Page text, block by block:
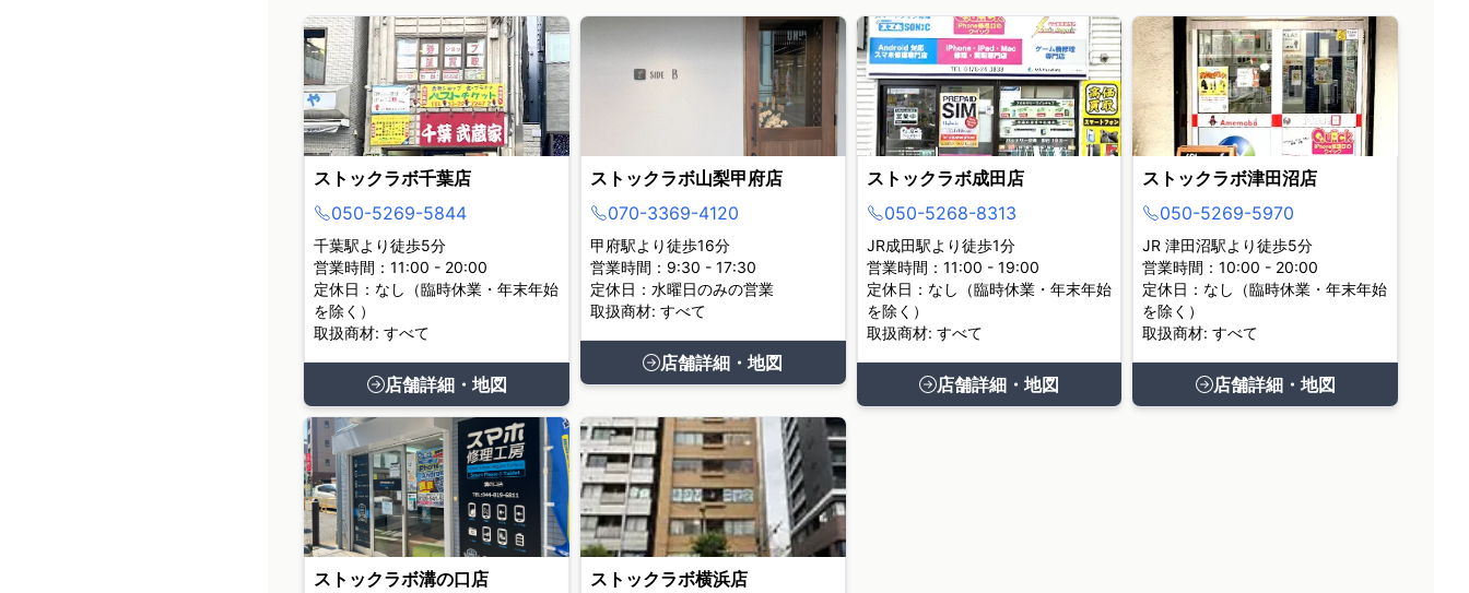
ストックラボ千葉店
050-5269-5844
千葉駅より徒歩5分
営業時間：11:00 - 20:00
定休日：なし（臨時休業・年末年始
を除く）
取扱商材: すべて
店舗詳細・地図
ストックラボ山梨甲府店
070-3369-4120
甲府駅より徒歩16分
営業時間：9:30 - 17:30
定休日：水曜日のみの営業
取扱商材: すべて
店舗詳細・地図
ストックラボ成田店
050-5268-8313
JR成田駅より徒歩1分
営業時間：11:00 - 19:00
定休日：なし（臨時休業・年末年始
を除く）
取扱商材: すべて
店舗詳細・地図
ストックラボ津田沼店
050-5269-5970
JR 津田沼駅より徒歩5分
営業時間：10:00 - 20:00
定休日：なし（臨時休業・年末年始
を除く）
取扱商材: すべて
店舗詳細・地図
ストックラボ溝の口店 ストックラボ横浜店